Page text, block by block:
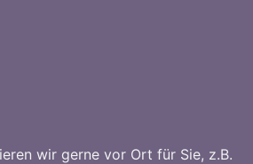
wir gerne vor Ort für Sie, z.B.